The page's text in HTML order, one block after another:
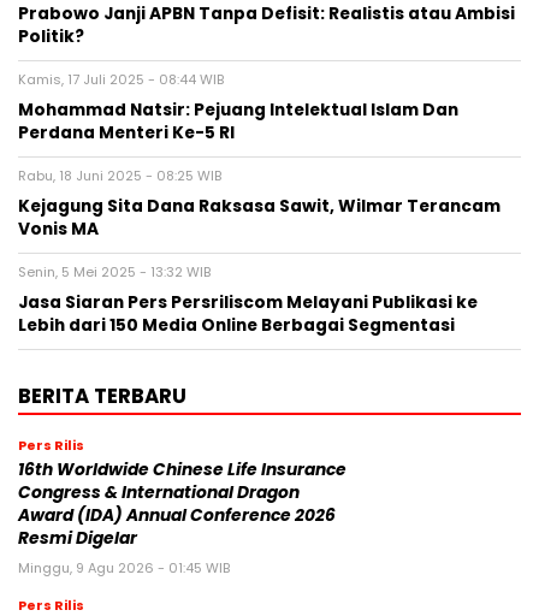
Prabowo Janji APBN Tanpa Defisit: Realistis atau Ambisi
Politik?
Kamis, 17 Juli 2025 - 08:44 WIB
Mohammad Natsir: Pejuang Intelektual Islam Dan
Perdana Menteri Ke-5 RI
Rabu, 18 Juni 2025 - 08:25 WIB
Kejagung Sita Dana Raksasa Sawit, Wilmar Terancam
Vonis MA
Senin, 5 Mei 2025 - 13:32 WIB
Jasa Siaran Pers Persriliscom Melayani Publikasi ke
Lebih dari 150 Media Online Berbagai Segmentasi
BERITA TERBARU
Pers Rilis
16th Worldwide Chinese Life Insurance
Congress & International Dragon
Award (IDA) Annual Conference 2026
Resmi Digelar
Minggu, 9 Agu 2026 - 01:45 WIB
Pers Rilis